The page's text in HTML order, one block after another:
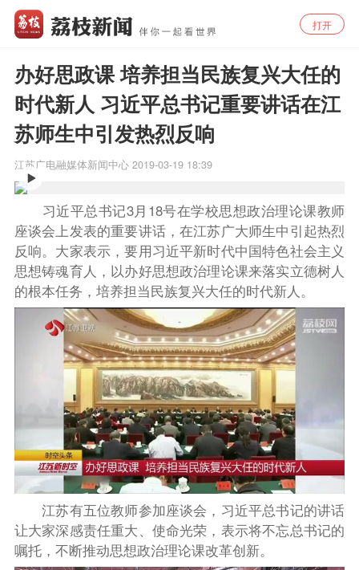
打开
办好思政课 培养担当民族复兴大任的
时代新人 习近平总书记重要讲话在江
苏师生中引发热烈反响
江苏广电融媒体新闻中心 2019-03-19 18:39
习近平总书记3月18号在学校思想政治理论课教师
座谈会上发表的重要讲话，在江苏广大师生中引起热烈
反响。大家表示，要用习近平新时代中国特色社会主义
思想铸魂育人，以办好思想政治理论课来落实立德树人
的根本任务，培养担当民族复兴大任的时代新人。
江苏有五位教师参加座谈会，习近平总书记的讲话
让大家深感责任重大、使命光荣，表示将不忘总书记的
嘱托，不断推动思想政治理论课改革创新。